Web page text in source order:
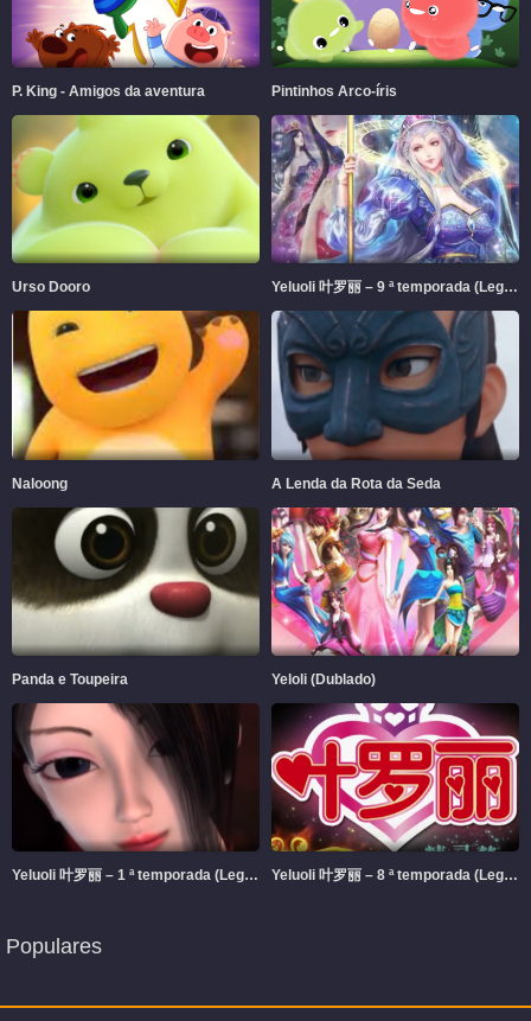
P. King - Amigos da aventura Pintinhos Arco-íris
Urso Dooro Yeluoli 叶罗丽 – 9 ª temporada (Legendado)
Naloong A Lenda da Rota da Seda
Panda e Toupeira Yeloli (Dublado)
Yeluoli 叶罗丽 – 1 ª temporada (Legendado) Yeluoli 叶罗丽 – 8 ª temporada (Legendado)
Populares